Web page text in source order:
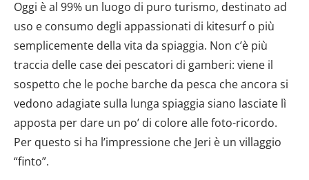
Oggi è al 99% un luogo di puro turismo, destinato ad
uso e consumo degli appassionati di kitesurf o più
semplicemente della vita da spiaggia. Non c’è più
traccia delle case dei pescatori di gamberi: viene il
sospetto che le poche barche da pesca che ancora si
vedono adagiate sulla lunga spiaggia siano lasciate lì
apposta per dare un po’ di colore alle foto-ricordo.
Per questo si ha l’impressione che Jeri è un villaggio
“finto”.